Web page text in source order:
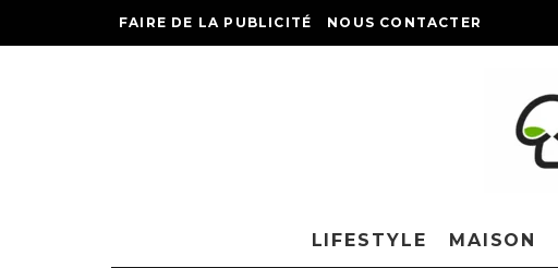
FAIRE DE LA PUBLICITÉ NOUS CONTACTER
LIFESTYLE MAISON